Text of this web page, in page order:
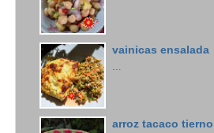
vainicas ensalada
...
arroz tacaco tierno